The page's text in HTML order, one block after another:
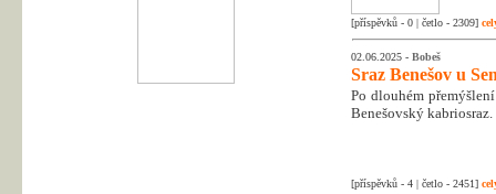
[příspěvků - 0 | četlo - 2309]
02.06.2025 - Bobeš
Sraz Benešov u
Po dlouhém
Benešovský kabriosraz.
[příspěvků - 4 | četlo - 2451]